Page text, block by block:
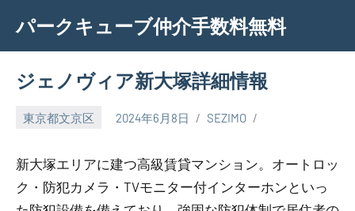
content
パークキューブ仲介手数料無料
ジェノヴィア新大塚詳細情報
東京都文京区 2024年6月8日 SEZIMO
新大塚エリアに建つ高級賃貸マンション。オートロッ
ク・防犯カメラ・TVモニター付インターホンといっ